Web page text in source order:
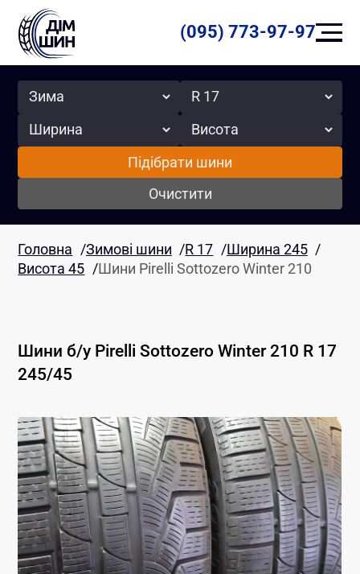
(095) 773-97-97
Сезон Радіус
Ширина Висота
Підібрати шини
Очистити
Головна /Зимові шини /R 17 /Ширина 245 /
Висота 45 /Шини Pirelli Sottozero Winter 210
Шини б/у Pirelli Sottozero Winter 210 R 17
245/45